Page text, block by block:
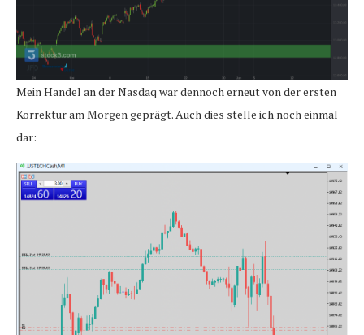
Mein Handel an der Nasdaq war dennoch erneut von der ersten
Korrektur am Morgen geprägt. Auch dies stelle ich noch einmal
dar: